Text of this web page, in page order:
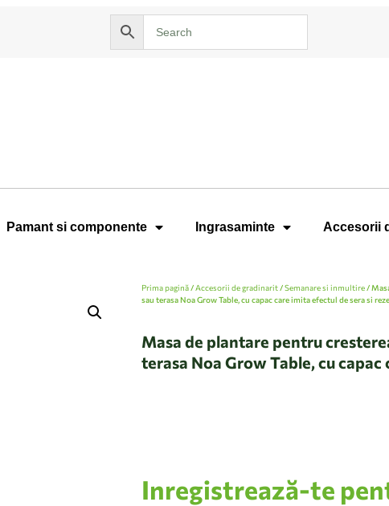
Pamant si componente Ingrasaminte Accesorii
Prima pagină/Accesorii de gradinarit/Semanare si inmultire/
sau terasa Noa Grow Table, cu capac care imita efectul de sera si
Masa de plantare pentru
terasa Noa Grow Table, cu
Inregistrează-te